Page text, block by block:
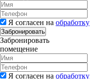
Я согласен на обработку
Забронировать
Забронировать
помещение
Я согласен на обработку